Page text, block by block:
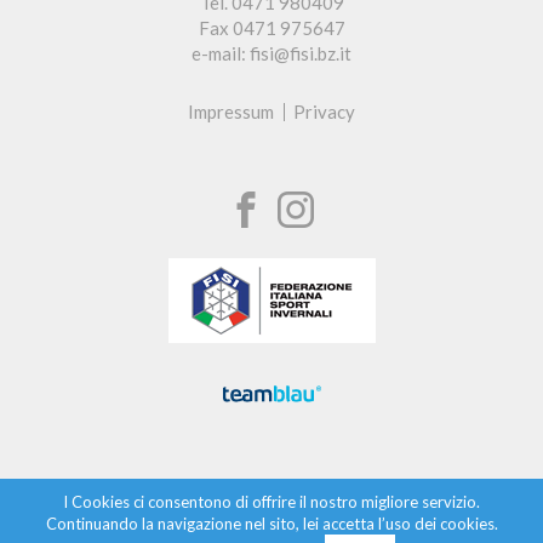
Fax 0471 975647
e-mail: fisi@fisi.bz.it
Impressum Privacy
I Cookies ci consentono di offrire il nostro migliore servizio.
Continuando la navigazione nel sito, lei accetta l’uso dei cookies.